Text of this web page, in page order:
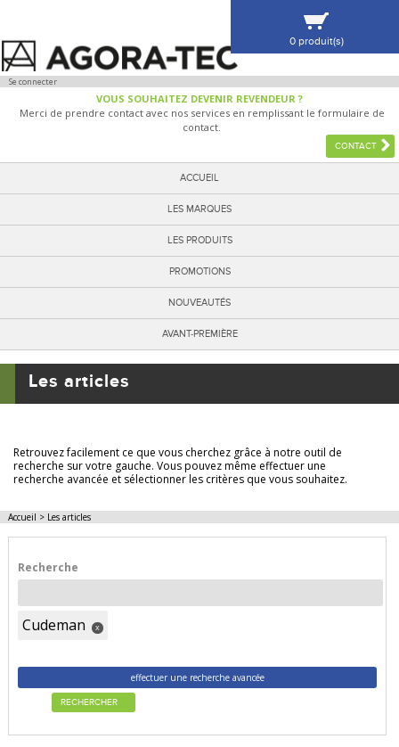
Se connecter
VOUS SOUHAITEZ DEVENIR REVENDEUR ?
Merci de prendre contact avec nos services en remplissant le formulaire de
contact.
CONTACT
ACCUEIL
LES MARQUES
LES PRODUITS
PROMOTIONS
NOUVEAUTÉS
AVANT-PREMIÈRE
0 produit(s)
VOIR MA SÉLECTION
Les articles
Retrouvez facilement ce que vous cherchez grâce à notre outil de
recherche sur votre gauche. Vous pouvez même effectuer une
recherche avancée et sélectionner les critères que vous souhaitez.
Accueil > Les articles
Recherche
Cudeman x
effectuer une recherche avancée
RECHERCHER